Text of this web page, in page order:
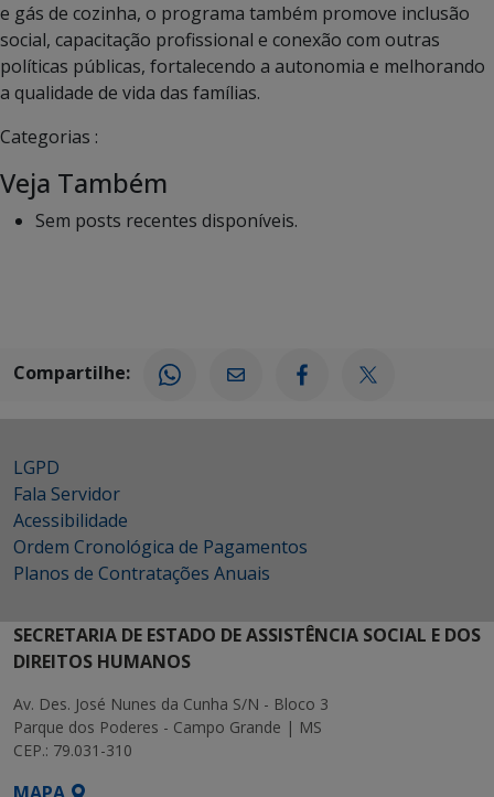
e gás de cozinha, o programa também promove inclusão
social, capacitação profissional e conexão com outras
políticas públicas, fortalecendo a autonomia e melhorando
a qualidade de vida das famílias.
Categorias :
Veja Também
Sem posts recentes disponíveis.
Compartilhe:
LGPD
Fala Servidor
Acessibilidade
Ordem Cronológica de Pagamentos
Planos de Contratações Anuais
SECRETARIA DE ESTADO DE ASSISTÊNCIA SOCIAL E DOS
DIREITOS HUMANOS
Av. Des. José Nunes da Cunha S/N - Bloco 3
Parque dos Poderes - Campo Grande | MS
CEP.: 79.031-310